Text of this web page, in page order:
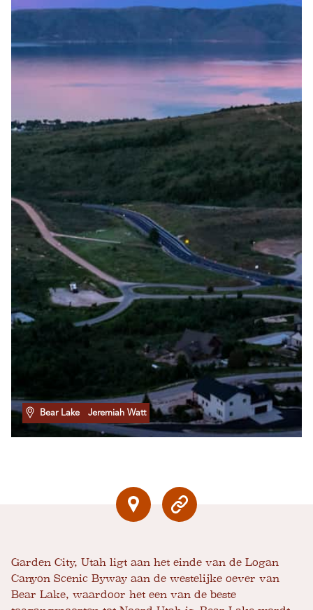
Bear Lake Jeremiah Watt
Garden City, Utah ligt aan het einde van de Logan
Canyon Scenic Byway aan de westelijke oever van
Bear Lake, waardoor het een van de beste